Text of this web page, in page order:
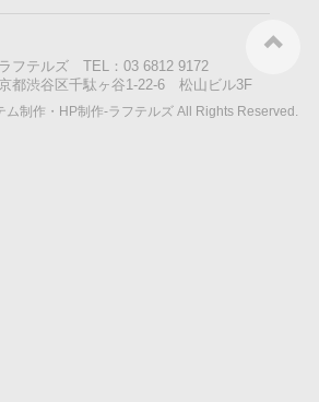
フテルズ TEL：03 6812 9172
都渋谷区千駄ヶ谷1-22-6 松山ビル3F
ム制作・HP制作-ラフテルズ All Rights Reserved.